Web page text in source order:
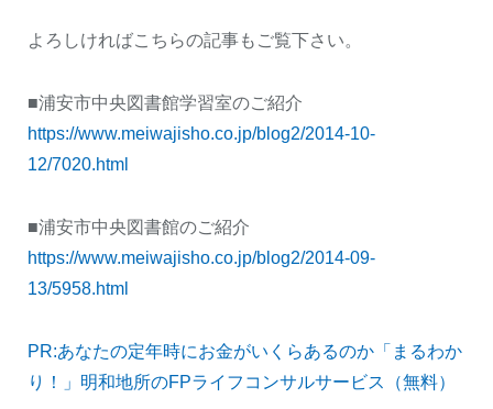
よろしければこちらの記事もご覧下さい。
■浦安市中央図書館学習室のご紹介
https://www.meiwajisho.co.jp/blog2/2014-10-
12/7020.html
■浦安市中央図書館のご紹介
https://www.meiwajisho.co.jp/blog2/2014-09-
13/5958.html
PR:あなたの定年時にお金がいくらあるのか「まるわか
り！」明和地所のFPライフコンサルサービス（無料）